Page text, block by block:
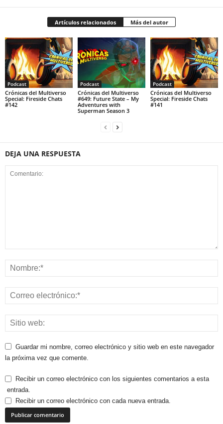
Artículos relacionados Más del autor
Podcast
Crónicas del Multiverso
Special: Fireside Chats
#142
Podcast
Crónicas del Multiverso
#649: Future State – My
Adventures with
Superman Season 3
Podcast
Crónicas del Multiverso
Special: Fireside Chats
#141
DEJA UNA RESPUESTA
Guardar mi nombre, correo electrónico y sitio web en este navegador
la próxima vez que comente.
Recibir un correo electrónico con los siguientes comentarios a esta
entrada.
Recibir un correo electrónico con cada nueva entrada.